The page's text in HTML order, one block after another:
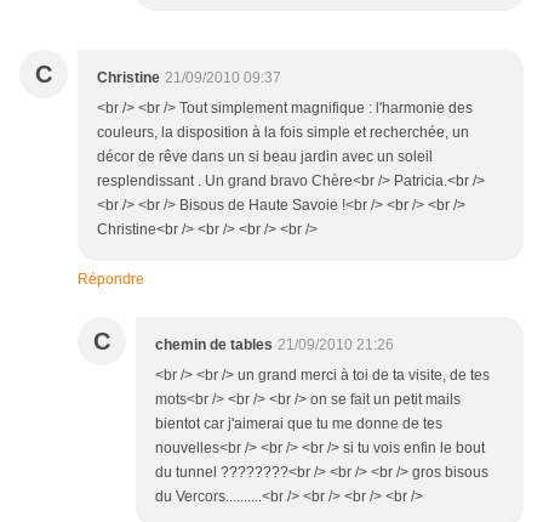
C Christine 21/09/2010 09:37
<br /> <br /> Tout simplement magnifique : l'harmonie des
couleurs, la disposition à la fois simple et recherchée, un
décor de rêve dans un si beau jardin avec un soleil
resplendissant . Un grand bravo Chère<br /> Patricia.<br />
<br /> <br /> Bisous de Haute Savoie !<br /> <br /> <br />
Christine<br /> <br /> <br /> <br />
Répondre
C chemin de tables 21/09/2010 21:26
<br /> <br /> un grand merci à toi de ta visite, de tes
mots<br /> <br /> <br /> on se fait un petit mails
bientot car j'aimerai que tu me donne de tes
nouvelles<br /> <br /> <br /> si tu vois enfin le bout
du tunnel ????????<br /> <br /> <br /> gros bisous
du Vercors..........<br /> <br /> <br /> <br />